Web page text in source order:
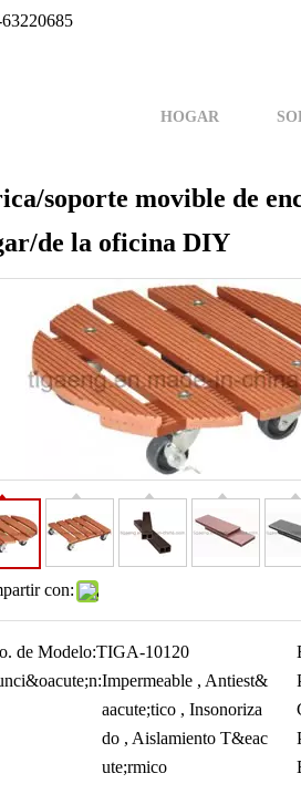
HOGAR
soporte movible de
de la oficina DIY
con:
de Modelo:TIGA-10120
Impermeable , Antiest&
aacute;tico , Insonoriza
do , Aislamiento T&eac
ute;rmico